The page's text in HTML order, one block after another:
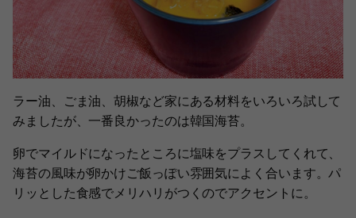
ラー油、ごま油、胡椒など家にある材料をいろいろ試して
みましたが、一番良かったのは韓国海苔。
卵でマイルドになったところに塩味をプラスしてくれて、
海苔の風味が卵かけご飯っぽい雰囲気によく合います。パ
リッとした食感でメリハリがつくのでアクセントに。